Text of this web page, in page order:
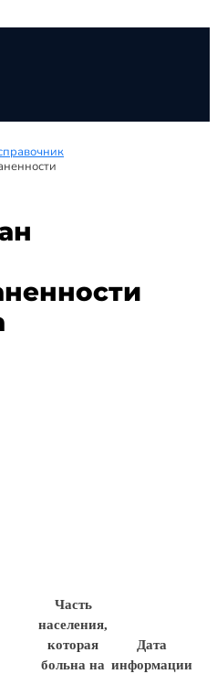
Часть
населения,
которая
больна на
Дата
информации